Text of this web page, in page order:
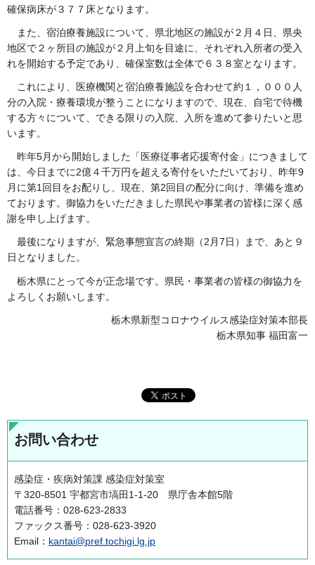
確保病床が３７７床となります。
また、宿泊療養施設について、県北地区の施設が２月４日、県央
地区で２ヶ所目の施設が２月上旬を目途に、それぞれ入所者の受入
れを開始する予定であり、確保室数は全体で６３８室となります。
これにより、医療機関と宿泊療養施設を合わせて約１，０００人
分の入院・療養環境が整うことになりますので、現在、自宅で待機
する方々について、できる限りの入院、入所を進めて参りたいと思
います。
昨年5月から開始しました「医療従事者応援寄付金」につきまして
は、今日までに2億４千万円を超える寄付をいただいており、昨年9
月に第1回目をお配りし、現在、第2回目の配分に向け、準備を進め
ております。御協力をいただきました県民や事業者の皆様に深く感
謝を申し上げます。
最後になりますが、緊急事態宣言の終期（2月7日）まで、あと９
日となりました。
栃木県にとって今が正念場です。県民・事業者の皆様の御協力を
よろしくお願いします。
栃木県新型コロナウイルス感染症対策本部長
栃木県知事 福田富一
お問い合わせ
感染症・疾病対策課 感染症対策室
〒320-8501 宇都宮市塙田1-1-20 県庁舎本館5階
電話番号：028-623-2833
ファックス番号：028-623-3920
Email： kantai@pref.tochigi.lg.jp